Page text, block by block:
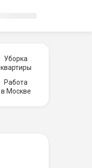
Уборка
квартиры
Работа
в Москве